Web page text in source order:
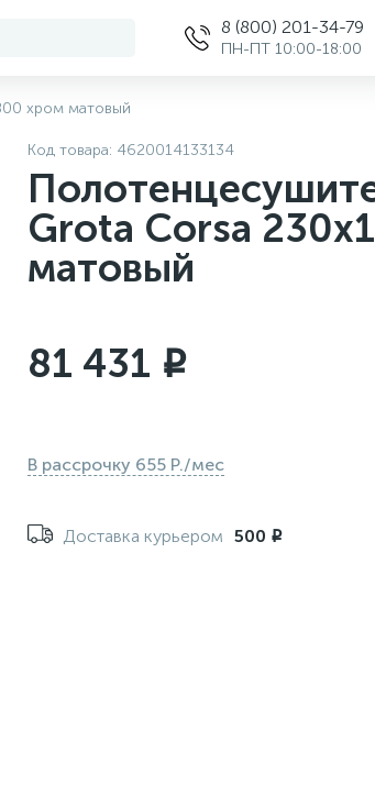
8 (800) 201-34-79
ПН-ПТ 10:00-18:00
хром матовый
Код товара: 4620014133134
Grota Corsa
матовый
81 431 i
В рассрочку 655 Р./мес
Доставка курьером 500 i